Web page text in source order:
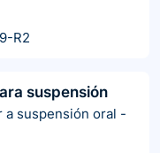
R2
suspensión
a suspensión oral -